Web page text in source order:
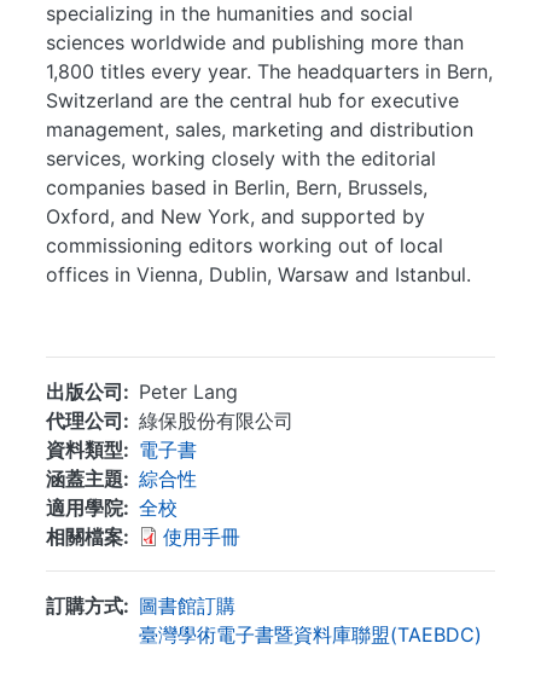
specializing in the humanities and social
sciences worldwide and publishing more than
1,800 titles every year. The headquarters in Bern,
Switzerland are the central hub for executive
management, sales, marketing and distribution
services, working closely with the editorial
companies based in Berlin, Bern, Brussels,
Oxford, and New York, and supported by
commissioning editors working out of local
offices in Vienna, Dublin, Warsaw and Istanbul.
出版公司
Peter Lang
代理公司
綠保股份有限公司
資料類型
電子書
涵蓋主題
綜合性
適用學院
全校
相關檔案
使用手冊
訂購方式
圖書館訂購
臺灣學術電子書暨資料庫聯盟(TAEBDC)